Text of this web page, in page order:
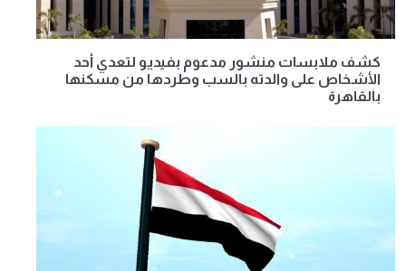
كشف ملابسات منشور مدعوم بفيديو لتعدي أحد
الأشخاص على والدته بالسب وطردها من مسكنها
بالقاهرة